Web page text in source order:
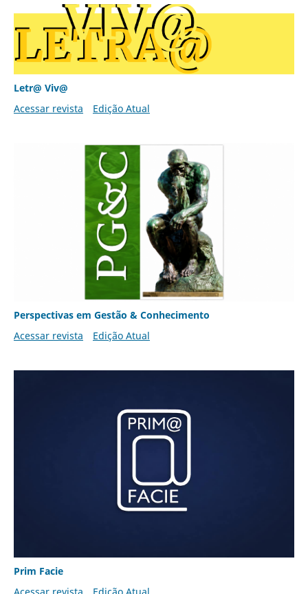
Letr@ Viv@
Acessar revista
Edição Atual
Perspectivas em Gestão & Conhecimento
Acessar revista
Edição Atual
Prim Facie